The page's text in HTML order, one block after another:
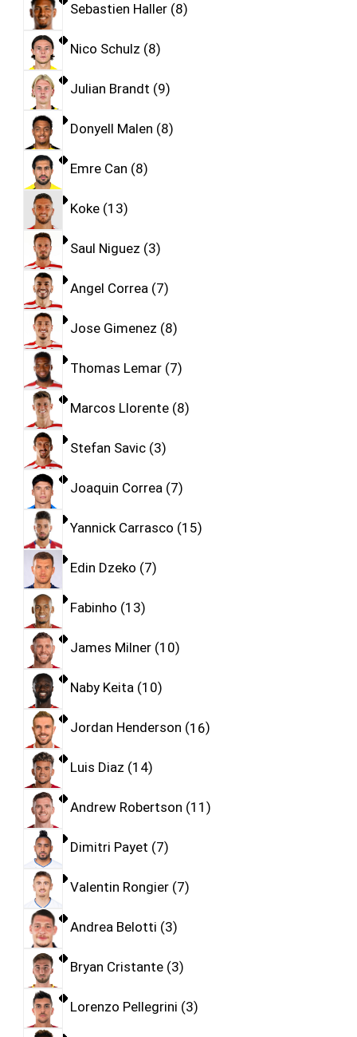
Sebastien Haller 8
Nico Schulz 8
Julian Brandt 9
Donyell Malen 8
Emre Can 8
Koke 13
Saul Niguez 3
Angel Correa 7
Jose Gimenez 8
Thomas Lemar 7
Marcos Llorente 8
Stefan Savic 3
Joaquin Correa 7
Yannick Carrasco 15
Edin Dzeko 7
Fabinho 13
James Milner 10
Naby Keita 10
Jordan Henderson 16
Luis Diaz 14
Andrew Robertson 11
Dimitri Payet 7
Valentin Rongier 7
Andrea Belotti 3
Bryan Cristante 3
Lorenzo Pellegrini 3